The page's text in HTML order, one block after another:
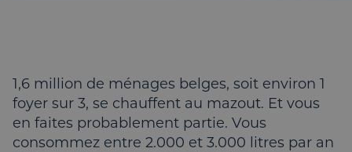
1,6 million de ménages belges, soit environ 1
foyer sur 3, se chauffent au mazout. Et vous
en faites probablement partie. Vous
consommez entre 2.000 et 3.000 litres par an